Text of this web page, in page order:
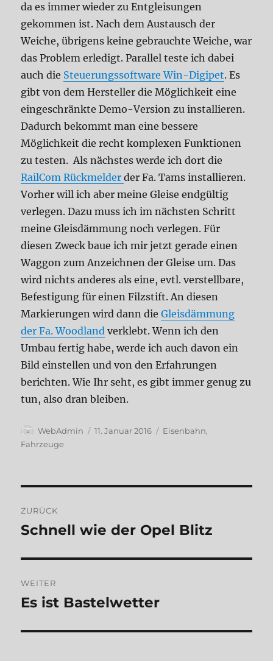
da es immer wieder zu Entgleisungen
gekommen ist. Nach dem Austausch der
Weiche, übrigens keine gebrauchte Weiche, war
das Problem erledigt. Parallel teste ich dabei
auch die Steuerungssoftware Win-Digipet. Es
gibt von dem Hersteller die Möglichkeit eine
eingeschränkte Demo-Version zu installieren.
Dadurch bekommt man eine bessere
Möglichkeit die recht komplexen Funktionen
zu testen. Als nächstes werde ich dort die
RailCom Rückmelderder Fa. Tams installieren.
Vorher will ich aber meine Gleise endgültig
verlegen. Dazu muss ich im nächsten Schritt
meine Gleisdämmung noch verlegen. Für
diesen Zweck baue ich mir jetzt gerade einen
Waggon zum Anzeichnen der Gleise um. Das
wird nichts anderes als eine, evtl. verstellbare,
Befestigung für einen Filzstift. An diesen
Markierungen wird dann dieGleisdämmung
der Fa. Woodland verklebt. Wenn ich den
Umbau fertig habe, werde ich auch davon ein
Bild einstellen und von den Erfahrungen
berichten. Wie Ihr seht, es gibt immer genug zu
tun, also dran bleiben.
Autor
WebAdmin
Veröffentlicht
11. Januar 2016 Kategorien
Eisenbahn,
Fahrzeuge
ZURÜCK
Vorheriger
Schnell wie der Opel Blitz
WEITER
Nächster
Es ist Bastelwetter